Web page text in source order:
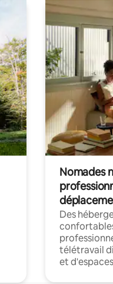
Nomades
Des
télétravail
et